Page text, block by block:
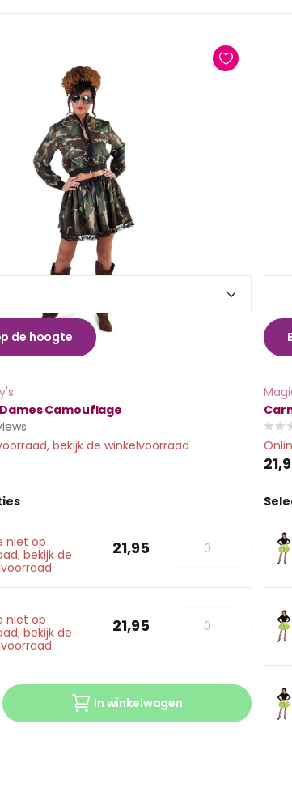
de hoogte
Camouflage
bekijk de winkelvoorraad
niet op
bekijk de
21,95
niet op
bekijk de
21,95
In winkelwagen